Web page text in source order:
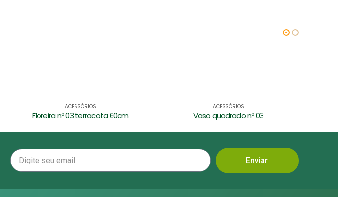
ACESSÓRIOS
Vaso quadrado nº 03
ACESSÓRIOS
Floreira nº 03 preta 60cm
Enviar